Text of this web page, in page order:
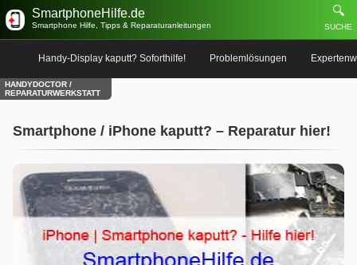
SmartphoneHilfe.de
Smartphone Hilfe, Tipps & Reparaturanleitungen
🔍
SUCHE
Handy-Display kaputt? Soforthilfe! Problemlösungen
HANDYDOCTOR /
REPARATURWERKSTATT
Smartphone / iPhone kaputt? – Reparatur hier!